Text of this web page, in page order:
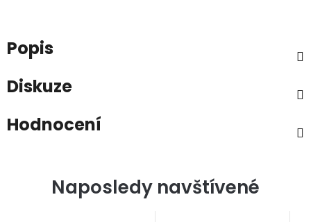
Popis
Diskuze
Hodnocení
Naposledy navštívené